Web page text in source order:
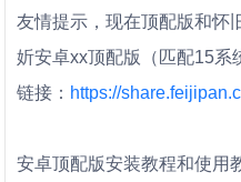
友情提示，现在顶配版和怀
妡安卓xx顶配版（匹配15系
链接： https://
安卓顶配版安装教程和使用